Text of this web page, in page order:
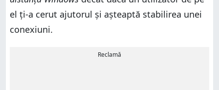
el ți-a cerut ajutorul și așteaptă stabilirea unei
conexiuni.
Reclamă